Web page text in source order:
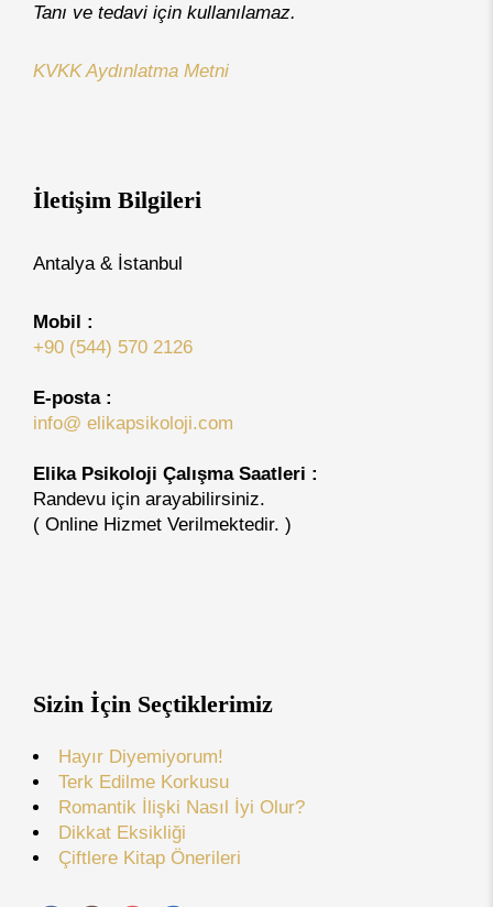
Tanı ve tedavi için kullanılamaz.
KVKK Aydınlatma Metni
İletişim Bilgileri
Antalya & İstanbul
Mobil :
+90 (544) 570 2126
E-posta :
info@ elikapsikoloji.com
Elika Psikoloji Çalışma Saatleri :
Randevu için arayabilirsiniz.
( Online Hizmet Verilmektedir. )
Sizin İçin Seçtiklerimiz
Hayır Diyemiyorum!
Terk Edilme Korkusu
Romantik İlişki Nasıl İyi Olur?
Dikkat Eksikliği
Çiftlere Kitap Önerileri